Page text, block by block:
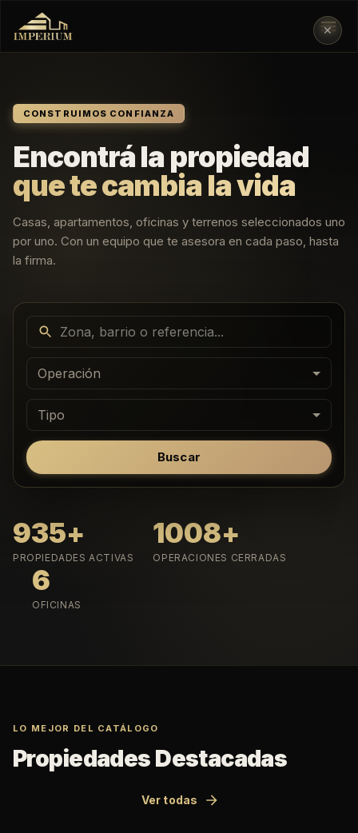
CONSTRUIMOS CONFIANZA
Encontrá la propiedad
que te cambia la vida
Casas, apartamentos, oficinas y terrenos seleccionados uno
por uno. Con un equipo que te asesora en cada paso, hasta
la firma.
Operación
Tipo
Buscar
935+
PROPIEDADES ACTIVAS
1008+
OPERACIONES CERRADAS
6
OFICINAS
LO MEJOR DEL CATÁLOGO
Propiedades Destacadas
Ver todas
✕